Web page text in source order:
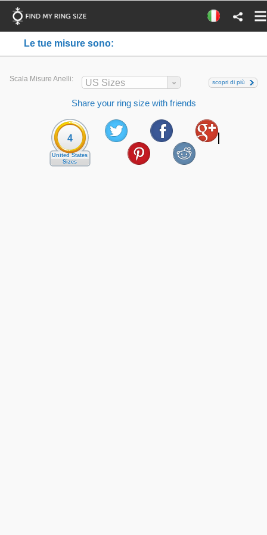
Le tue misure sono:
Scala Misure Anelli: US Sizes scopri di più
Share your ring size with friends
4
United States
Sizes